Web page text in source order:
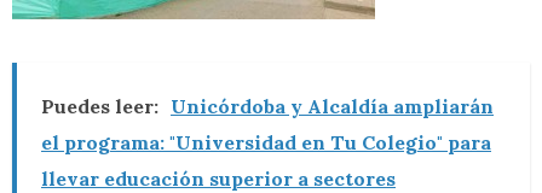
Puedes leer: Unicórdoba y Alcaldía ampliarán
el programa: "Universidad en Tu Colegio" para
llevar educación superior a sectores